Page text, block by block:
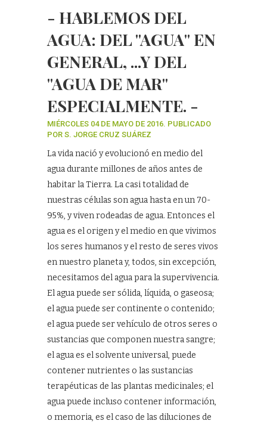
- HABLEMOS DEL
AGUA: DEL "AGUA" EN
GENERAL, ...Y DEL
"AGUA DE MAR"
ESPECIALMENTE. -
MIÉRCOLES 04 DE MAYO DE 2016. PUBLICADO
POR S. JORGE CRUZ SUÁREZ
La vida nació y evolucionó en medio del
agua durante millones de años antes de
habitar la Tierra. La casi totalidad de
nuestras células son agua hasta en un 70-
95%, y viven rodeadas de agua. Entonces el
agua es el origen y el medio en que vivimos
los seres humanos y el resto de seres vivos
en nuestro planeta y, todos, sin excepción,
necesitamos del agua para la supervivencia.
El agua puede ser sólida, líquida, o gaseosa;
el agua puede ser continente o contenido;
el agua puede ser vehículo de otros seres o
sustancias que componen nuestra sangre;
el agua es el solvente universal, puede
contener nutrientes o las sustancias
terapéuticas de las plantas medicinales; el
agua puede incluso contener información,
o memoria, es el caso de las diluciones de